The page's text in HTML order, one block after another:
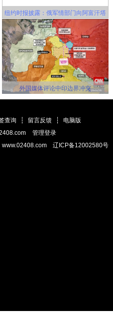
纽约时报披露：俄军情部门向阿富汗塔
利班关联组织秘密提供赏金，鼓励他们
击杀美军
外国媒体评论中印边界冲突
查询 ┆ 留言反馈 ┆
电脑版
管理登录
辽ICP备12002580号